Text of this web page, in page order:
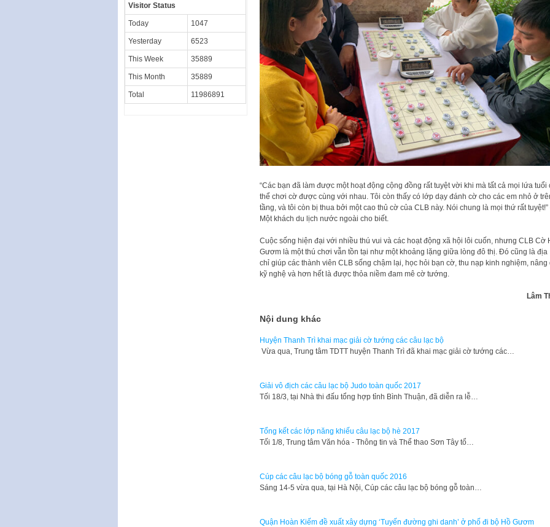
“Các bạn đã làm được một hoạt động cộng đồng rất tuyệt vời khi mà tất cả mọi lứa tuổi
thể chơi cờ được cùng với nhau. Tôi còn thấy có lớp dạy đánh cờ cho các em nhỏ ở
tầng, và tôi còn bị thua bởi một cao thủ cờ của CLB này. Nói chung là mọi thứ rất tuyệt!”
Một khách du lịch nước ngoài cho biết.
Cuộc sống hiện đại với nhiều thú vui và các hoạt động xã hội lôi cuốn, nhưng CLB Cờ
Gươm là một thú chơi vẫn tồn tại như một khoảng lặng giữa lòng đô thị. Đó cũng là địa
chỉ giúp các thành viên CLB sống chậm lại, học hỏi bạn cờ, thu nạp kinh nghiệm, nâng
kỹ nghệ và hơn hết là được thỏa niềm đam mê cờ tướng.
Lâm
Nội dung khác
Huyện Thanh Trì khai mạc giải cờ tướng các câu lạc bộ
Vừa qua, Trung tâm TDTT huyện Thanh Trì đã khai mạc giải cờ tướng các…
Giải vô địch các câu lạc bộ Judo toàn quốc 2017
Tối 18/3, tại Nhà thi đấu tổng hợp tỉnh Bình Thuận, đã diễn ra lễ…
Tổng kết các lớp năng khiếu câu lạc bộ hè 2017
Tối 1/8, Trung tâm Văn hóa - Thông tin và Thể thao Sơn Tây tổ…
Cúp các câu lạc bộ bóng gỗ toàn quốc 2016
Sáng 14-5 vừa qua, tại Hà Nội, Cúp các câu lạc bộ bóng gỗ toàn…
Quận Hoàn Kiếm đề xuất xây dựng ‘Tuyến đường ghi danh’ ở phố đi bộ Hồ Gươm
Visitor Status
Today 1047
Yesterday 6523
This Week 35889
This Month 35889
Total 11986891